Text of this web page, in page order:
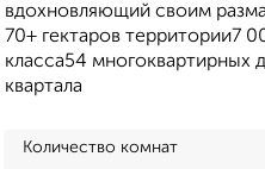
вдохновляющий своим
70+ гектаров территории7
класса54 многоквартирных
квартала
Количество комнат